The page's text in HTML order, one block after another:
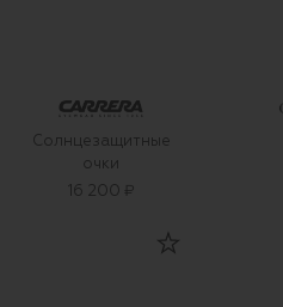
Солнцезащитные
очки
16 200 ₽